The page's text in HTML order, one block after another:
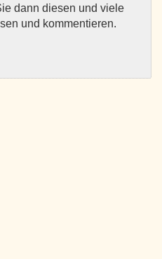
dann diesen und viele
und kommentieren.